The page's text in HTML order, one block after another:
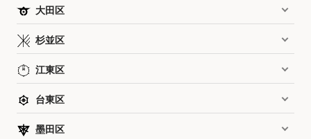
大田区
杉並区
江東区
台東区
墨田区